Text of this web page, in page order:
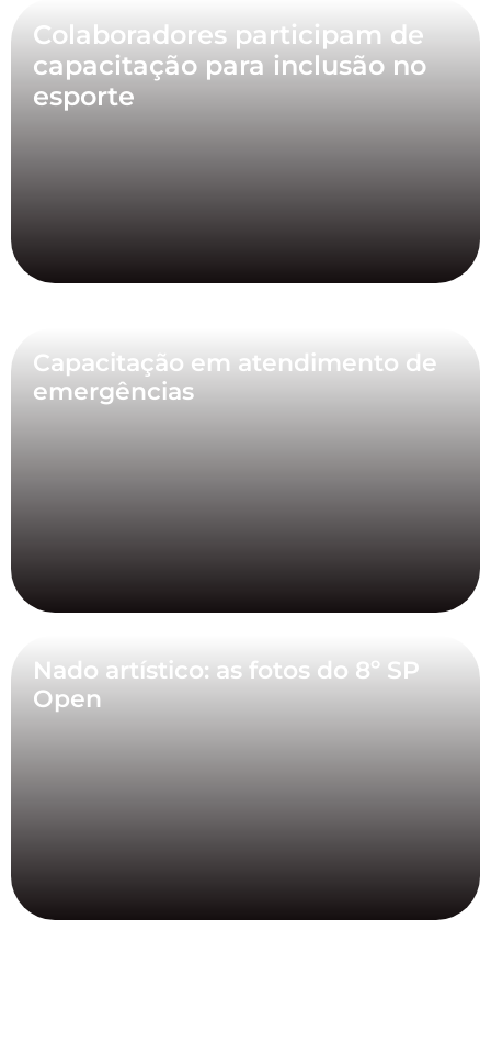
Colaboradores participam de
capacitação para inclusão no
esporte
Capacitação em atendimento de
emergências
Nado artístico: as fotos do 8º SP
Open